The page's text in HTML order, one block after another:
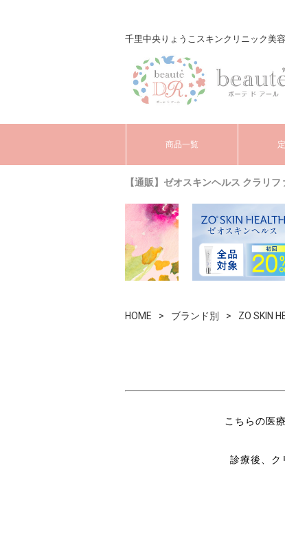
千里中央りょうこスキンクリニック美
商品一覧
【通販】ゼオスキンヘルス クラリ
HOME ブランド別 ZO SKIN
こちらの医
診療後、ク